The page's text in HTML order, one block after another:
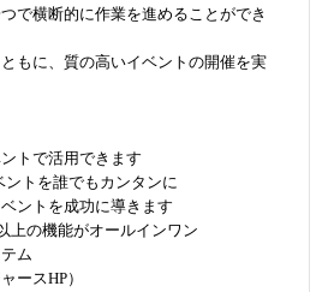
で横断的に作業を進めることができ
もに、質の高いイベントの開催を実
トで活用できます
ントを誰でもカンタンに
ントを成功に導きます
上の機能がオールインワン
ム
ースHP）